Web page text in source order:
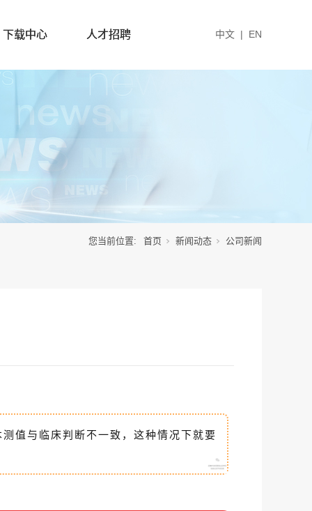
下载中心 人才招聘 中文 | EN
您当前位置: 首页 新闻动态 公司新闻
值与临床判断不一致，这种情况下就要